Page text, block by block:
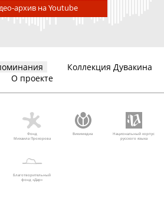
архив на Youtube
Коллекция Дувакина
О проекте
Фонд
Михаила Прохорова
Викимедиа
Национальный корпус
русского языка
Благотворительный
фонд «Дар»